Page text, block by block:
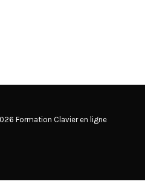
Formation Clavier en ligne